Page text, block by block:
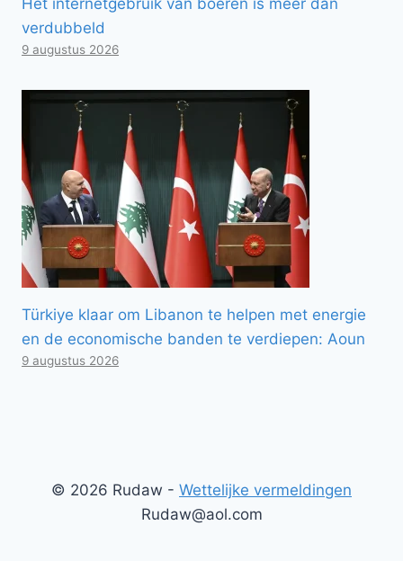
verdubbeld
9 augustus 2026
Türkiye klaar om Libanon te helpen met energie
en de economische banden te verdiepen: Aoun
9 augustus 2026
© 2026 Rudaw - Wettelijke vermeldingen
Rudaw@aol.com